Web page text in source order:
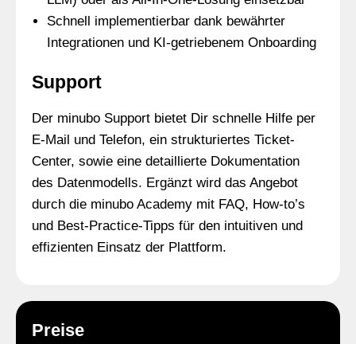
Schnell implementierbar dank bewährter
Integrationen und KI-getriebenem Onboarding
Support
Der minubo Support bietet Dir schnelle Hilfe per
E-Mail und Telefon, ein strukturiertes Ticket-
Center, sowie eine detaillierte Dokumentation
des Datenmodells. Ergänzt wird das Angebot
durch die minubo Academy mit FAQ, How-to’s
und Best-Practice-Tipps für den intuitiven und
effizienten Einsatz der Plattform.
Preise